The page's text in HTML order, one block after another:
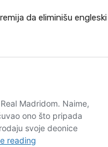
da eliminišu engleski